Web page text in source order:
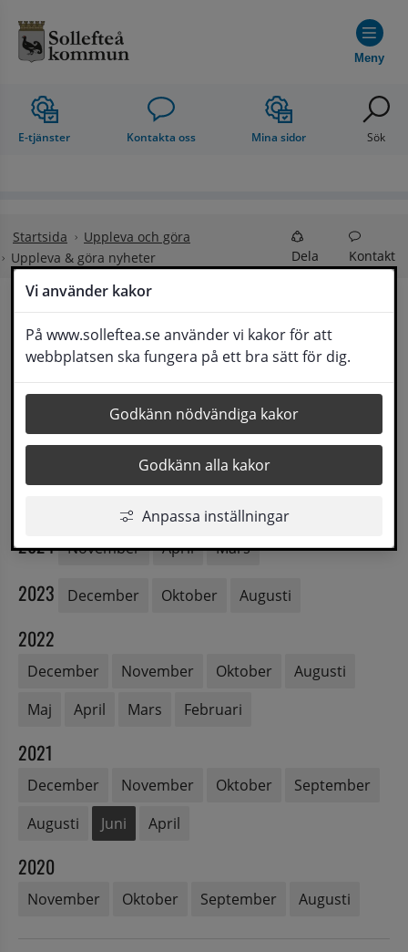
Vi använder kakor
På www.solleftea.se använder vi kakor för att
webbplatsen ska fungera på ett bra sätt för dig.
Godkänn nödvändiga kakor
Godkänn alla kakor
Anpassa inställningar
Meny
E-tjänster Kontakta oss Mina sidor Sök
Startsida
Uppleva och göra
Uppleva & göra nyheter
Dela Kontakt
Uppleva & göra
nyheter
2026
2024 November April Mars
2023 December Oktober Augusti
2022
December November Oktober
Augusti
Maj
April Mars Februari
2021
December November Oktober
September
Augusti
Juni April
2020
November Oktober September Augusti